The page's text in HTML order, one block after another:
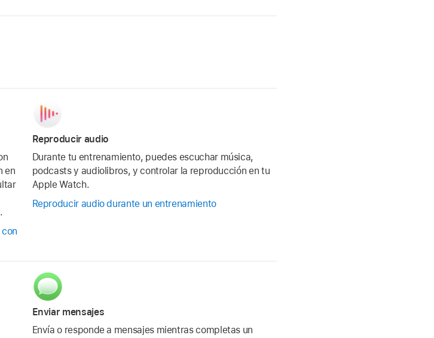
en
Reproducir audio
Durante tu entrenamiento, puedes escuchar música,
podcasts y audiolibros, y controlar la reproducción en tu
Apple Watch.
Reproducir audio durante un entrenamiento
Enviar mensajes
Envía o responde a mensajes mientras completas un